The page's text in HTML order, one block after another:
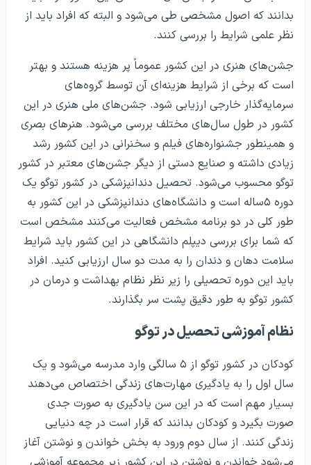
بدانند که اصول مشخصی طی می‌شود و البته که افراد باید از
نظر علمی شرایط را بررسی کنند.
جشن‌های هنری در این کشور عموماً پر هزینه هستند و بهتر
است که برخی از شرایط هزینه‌ای آن توسط گروه‌های
سرمایه‌گذار خارجی ارزیابی شود. جشن‌های ملی هنری در این
کشور در طول سال‌های مختلف بررسی می‌شود. هنرهای بصری
و همینطور جشنواره‌های فیلم و سخنرانی در این کشور رشد
زیادی داشته و صنایع دستی از دیگر جشن‌های معتبر در کشور
توگو محسوب می‌شود. تحصیل دندانپزشکی در کشور توگو یک
دوره ۵ساله است و دانشگاه‌های دندانپزشکی در این کشور به
طور کلی در دو برنامه مشخص فعالیت می‌کنند مشخص است
که شما برای بررسی دیپلم دانشگاهی در این کشور باید شرایط
سلامت دهان و دندان را به مدت دو سال ارزیابی کنید. افراد
باید این دوره تحصیلی را زیر نظر نظام بهداشت و درمان در
کشور توگو به طور دقیق پشت سر بگذارند.
نظام آموزشی تحصیل در توگو
کودکان در کشور توگو از ۵ سالگی وارد مدرسه می‌شود و یک
سال اول را به یادگیری مهارت‌های زندگی اختصاص می‌دهند
بسیار مهم است که در این سن یادگیری به صورت جدی
صورت بگیرد و کودکان بدانند که قرار است در چه دنیایی
زندگی کنند. از سال دوم ورود به بخش خواندن و نوشتن آغاز